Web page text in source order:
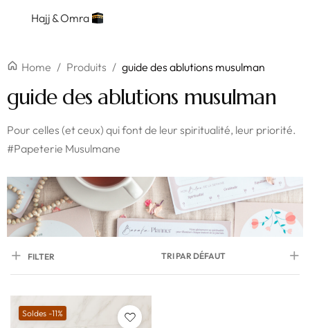
Hajj & Omra
Home / Produits / guide des ablutions musulman
guide des ablutions musulman
Pour celles (et ceux) qui font de leur spiritualité, leur priorité.
#Papeterie Musulmane
FILTER TRI PAR DÉFAUT
Soldes -11%